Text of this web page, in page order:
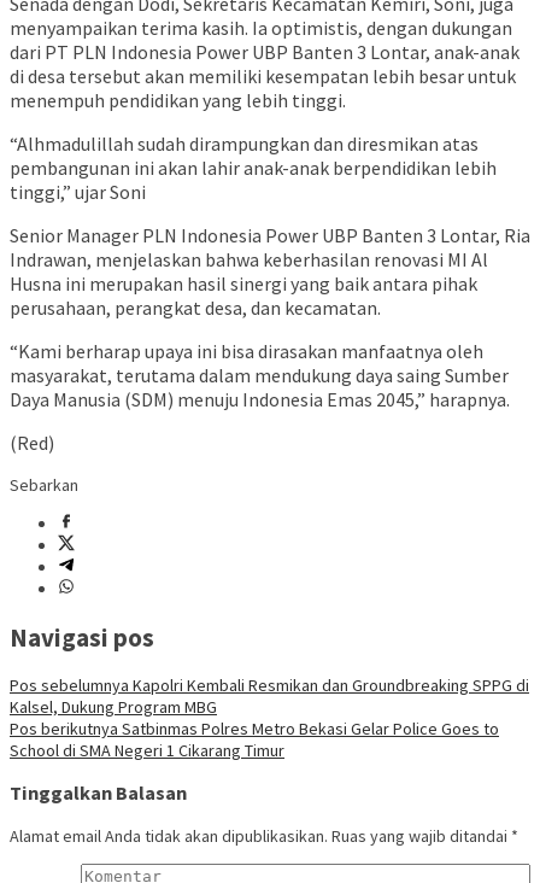
menyampaikan terima kasih. Ia optimistis, dengan dukungan
dari PT PLN Indonesia Power UBP Banten 3 Lontar, anak-anak
di desa tersebut akan memiliki kesempatan lebih besar untuk
menempuh pendidikan yang lebih tinggi.
“Alhmadulillah sudah dirampungkan dan diresmikan atas
pembangunan ini akan lahir anak-anak berpendidikan lebih
tinggi,” ujar Soni
Senior Manager PLN Indonesia Power UBP Banten 3 Lontar, Ria
Indrawan, menjelaskan bahwa keberhasilan renovasi MI Al
Husna ini merupakan hasil sinergi yang baik antara pihak
perusahaan, perangkat desa, dan kecamatan.
“Kami berharap upaya ini bisa dirasakan manfaatnya oleh
masyarakat, terutama dalam mendukung daya saing Sumber
Daya Manusia (SDM) menuju Indonesia Emas 2045,” harapnya.
(Red)
Sebarkan
Navigasi pos
Pos sebelumnya Kapolri Kembali Resmikan dan Groundbreaking SPPG di
Kalsel, Dukung Program MBG
Pos berikutnya Satbinmas Polres Metro Bekasi Gelar Police Goes to
School di SMA Negeri 1 Cikarang Timur
Tinggalkan Balasan
Alamat email Anda tidak akan dipublikasikan. Ruas yang wajib ditandai *